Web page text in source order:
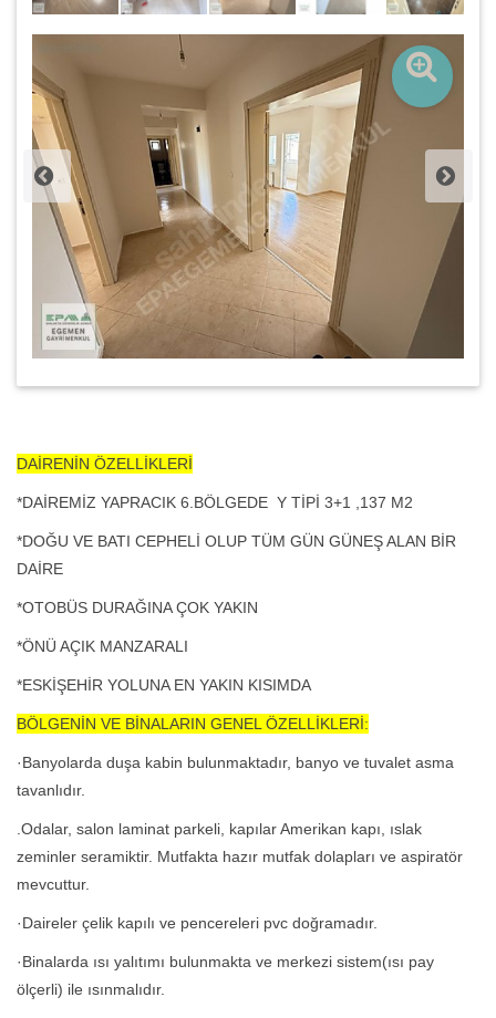
DAİRENİN ÖZELLİKLERİ
*DAİREMİZ YAPRACIK 6.BÖLGEDE Y TİPİ 3+1 ,137 M2
*DOĞU VE BATI CEPHELİ OLUP TÜM GÜN GÜNEŞ ALAN BİR
DAİRE
*OTOBÜS DURAĞINA ÇOK YAKIN
*ÖNÜ AÇIK MANZARALI
*ESKİŞEHİR YOLUNA EN YAKIN KISIMDA
BÖLGENİN VE BİNALARIN GENEL ÖZELLİKLERİ:
·Banyolarda duşa kabin bulunmaktadır, banyo ve tuvalet asma
tavanlıdır.
.Odalar, salon laminat parkeli, kapılar Amerikan kapı, ıslak
zeminler seramiktir. Mutfakta hazır mutfak dolapları ve aspiratör
mevcuttur.
·Daireler çelik kapılı ve pencereleri pvc doğramadır.
·Binalarda ısı yalıtımı bulunmakta ve merkezi sistem(ısı pay
ölçerli) ile ısınmalıdır.